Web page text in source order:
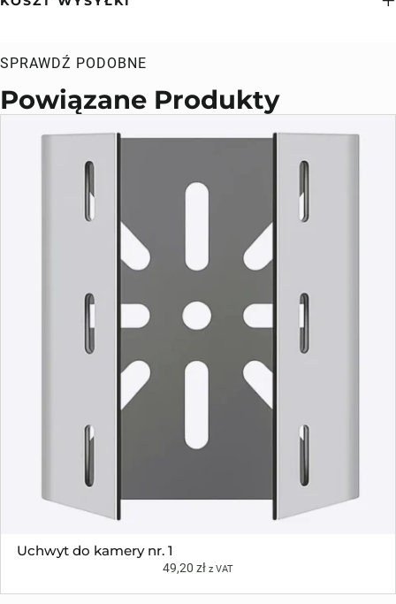
SPRAWDŹ PODOBNE
Powiązane Produkty
Uchwyt do kamery nr. 1
49,20 zł z VAT